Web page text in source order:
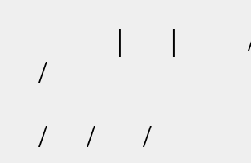
|
/
／
/ /